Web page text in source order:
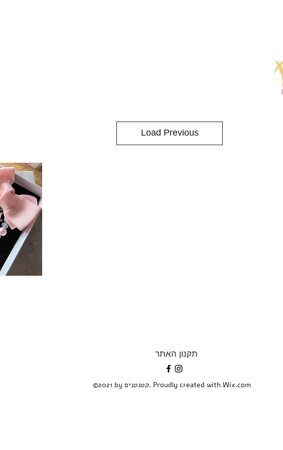
Load Previous
תקנון האתר
©2021 by קטנטנים. Proudly created with Wix.com